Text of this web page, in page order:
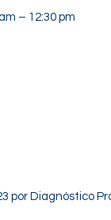
– 12:30 pm
por Diagnóstico